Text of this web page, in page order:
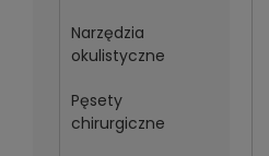
Narzędzia
okulistyczne
Pęsety
chirurgiczne